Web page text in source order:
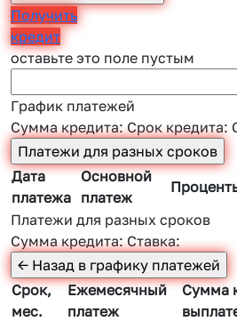
Получить
кредит
оставьте это поле пустым
График платежей
Сумма кредита:Срок кредита:
Дата
платежа
Основной
платеж
Платежи для разных сроков
Сумма кредита:Ставка:
Срок,
мес.
Ежемесячный
платеж
Сумма